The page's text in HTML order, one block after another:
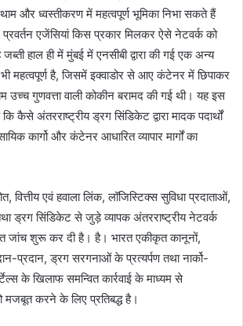
और ध्वस्तीकरण में महत्वपूर्ण भूमिका निभा सकते हैं
एजेंसियां किस प्रकार मिलकर ऐसे नेटवर्क को
हाल ही में मुंबई में एनसीबी द्वारा की गई एक अन्य
भी महत्वपूर्ण है, जिसमें इक्वाडोर से आए कंटेनर में छिपाकर
उच्च गुणवत्ता वाली कोकीन बरामद की गई थी। यह इस
कैसे अंतरराष्ट्रीय ड्रग सिंडिकेट द्वारा मादक पदार्थों
कार्गो और कंटेनर आधारित व्यापार मार्गों का
वित्तीय एवं हवाला लिंक, लॉजिस्टिक्स सुविधा प्रदाताओं,
ड्रग सिंडिकेट से जुड़े व्यापक अंतरराष्ट्रीय नेटवर्क
जांच शुरू कर दी है। है। भारत एकीकृत कानूनों,
प्रदान, ड्रग सरगनाओं के प्रत्यर्पण तथा नार्को-
के खिलाफ समन्वित कार्रवाई के माध्यम से
मजबूत करने के लिए प्रतिबद्ध है।